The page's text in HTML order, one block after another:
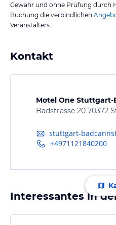
Gewähr und ohne Prüfung durch
Buchung die verbindlichen
Veranstalters.
Kontakt
Motel One
Badstrasse 20 70372
stuttgart-
+4971121840200
Interessantes in